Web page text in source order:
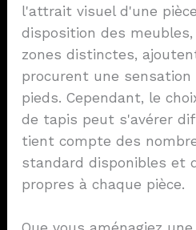
l'attrait visuel d'une
disposition des
zones distinctes,
procurent une
pieds. Cependant, le
de tapis peut s'avérer
tient compte des
standard disponibles et
propres à chaque pièce.